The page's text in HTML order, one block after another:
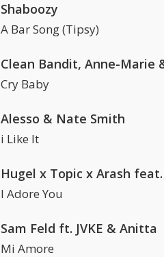
Shaboozy
A Bar Song (Tipsy)
Cry Baby
Alesso & Nate Smith
i Like It
I Adore You
Sam Feld ft. JVKE & Anitta
Mi Amore